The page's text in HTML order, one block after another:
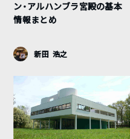
ン・アルハンブラ宮殿の基本
情報まとめ
新田 浩之